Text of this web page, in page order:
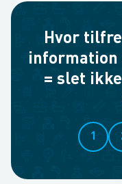
Hvor
information
= slet
1